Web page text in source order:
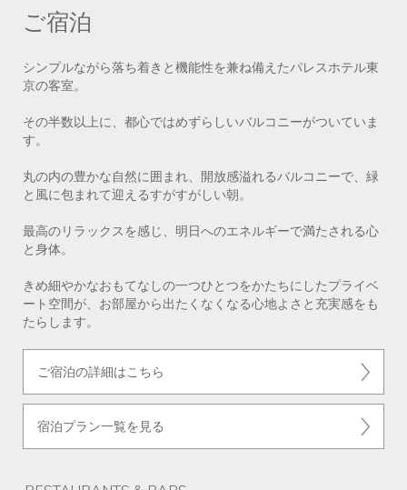
ご宿泊
シンプルながら落ち着きと機能性を兼ね備えたパレスホテル東
京の客室。
その半数以上に、都心ではめずらしいバルコニーがついていま
す。
丸の内の豊かな自然に囲まれ、開放感溢れるバルコニーで、緑
と風に包まれて迎えるすがすがしい朝。
最高のリラックスを感じ、明日へのエネルギーで満たされる心
と身体。
きめ細やかなおもてなしの一つひとつをかたちにしたプライベ
ート空間が、お部屋から出たくなくなる心地よさと充実感をも
たらします。
ご宿泊の詳細はこちら
宿泊プラン一覧を見る